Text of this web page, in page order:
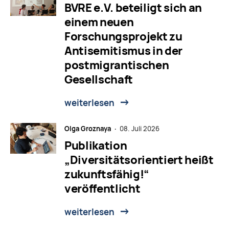
BVRE e.V. beteiligt sich an
einem neuen
Forschungsprojekt zu
Antisemitismus in der
postmigrantischen
Gesellschaft
weiterlesen
Olga Groznaya · 08. Juli 2026
Publikation
„Diversitätsorientiert heißt
zukunftsfähig!“
veröffentlicht
weiterlesen